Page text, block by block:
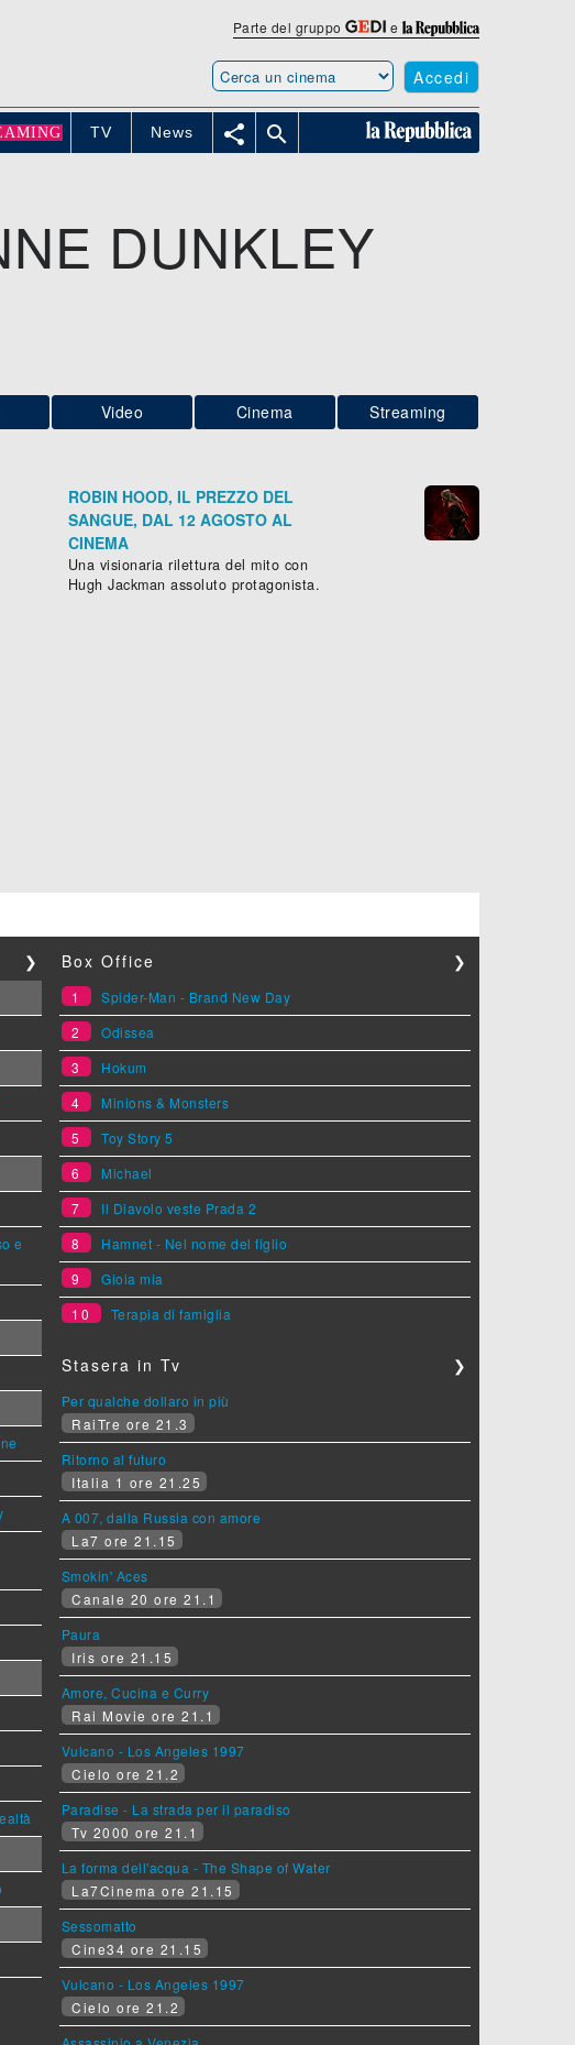
Parte del gruppo e
Accedi
TV News  
DUNKLEY
Video Cinema Streaming
ROBIN HOOD, IL PREZZO DEL
SANGUE, DAL 12 AGOSTO AL
CINEMA
Una visionaria rilettura del mito con
Hugh Jackman assoluto protagonista.
❯
e
Box Office ❯
1
Spider-Man - Brand New Day
2
Odissea
3
Hokum
4
Minions & Monsters
5
Toy Story 5
6
Michael
7
Il Diavolo veste Prada 2
8
Hamnet - Nel nome del figlio
9
Gioia mia
10
Terapia di famiglia
Stasera in Tv ❯
Per qualche dollaro in più
RaiTre ore 21.3
Ritorno al futuro
Italia 1 ore 21.25
A 007, dalla Russia con amore
La7 ore 21.15
Smokin' Aces
Canale 20 ore 21.1
Paura
Iris ore 21.15
Amore, Cucina e Curry
Rai Movie ore 21.1
Vulcano - Los Angeles 1997
Cielo ore 21.2
Paradise - La strada per il paradiso
Tv 2000 ore 21.1
La forma dell'acqua - The Shape of Water
La7Cinema ore 21.15
Sessomatto
Cine34 ore 21.15
Vulcano - Los Angeles 1997
Cielo ore 21.2